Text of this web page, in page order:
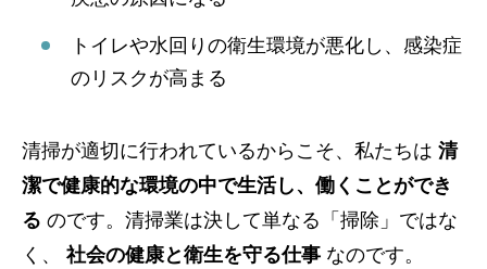
トイレや水回りの衛生環境が悪化し、感染症
のリスクが高まる
清掃が適切に行われているからこそ、私たちは 清
潔で健康的な環境の中で生活し、働くことができ
る のです。清掃業は決して単なる「掃除」ではな
く、 社会の健康と衛生を守る仕事 なのです。